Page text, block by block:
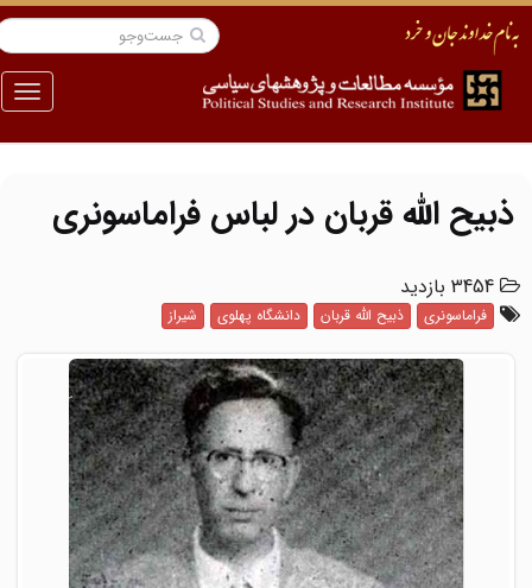
منو
ذبیح الله قربان در لباس فراماسونری
3454 بازدید
فراماسونری ذبیح الله قربان دانشگاه پهلوی شیراز